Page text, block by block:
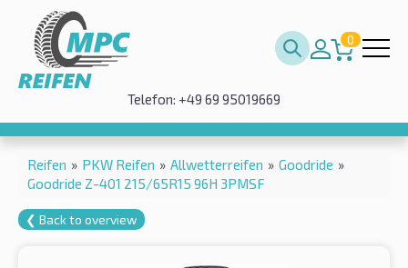
0
Telefon: +49 69 95019669
Reifen » PKW Reifen » Allwetterreifen » Goodride »
Goodride Z-401 215/65R15 96H 3PMSF
❮ Back to overview